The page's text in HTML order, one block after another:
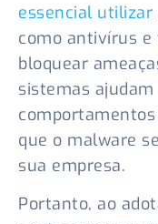
essencial
como antivírus
bloquear
sistemas
que o malware
sua empresa.
Portanto, ao